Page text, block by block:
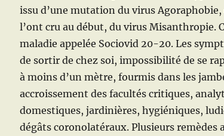
issu d’une mutation du virus
l’ont cru au début, du virus Misanthropie.
maladie appelée Sociovid 20-20. Les
de sortir de chez soi, impossibilité de se
à moins d’un mètre, fourmis dans les
accroissement des facultés critiques,
domestiques, jardinières, hygiéniques,
dégâts coronolatéraux. Plusieurs